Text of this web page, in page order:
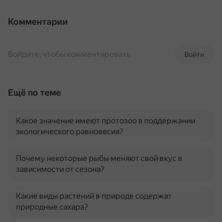
Комментарии
Войти
Войдите, чтобы комментировать
Ещё по теме
Какое значение имеют протозоо в поддержании
экологического равновесия?
Почему некоторые рыбы меняют свой вкус в
зависимости от сезона?
Какие виды растений в природе содержат
природные сахара?